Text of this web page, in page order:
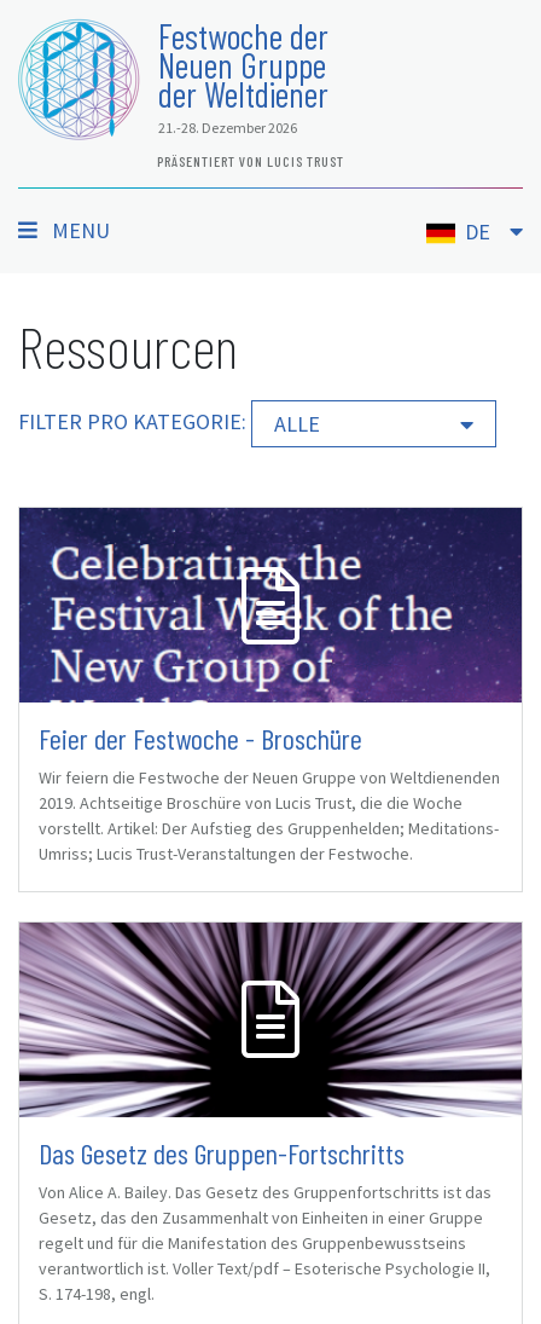
Festwoche der
Neuen Gruppe
der Weltdiener
21.-28. Dezember 2026
PRÄSENTIERT VON LUCIS TRUST
MENU DE
Ressourcen
FILTER PRO KATEGORIE: ALLE
Feier der Festwoche - Broschüre
Wir feiern die Festwoche der Neuen Gruppe von Weltdienenden
2019. Achtseitige Broschüre von Lucis Trust, die die Woche
vorstellt. Artikel: Der Aufstieg des Gruppenhelden; Meditations-
Umriss; Lucis Trust-Veranstaltungen der Festwoche.
Das Gesetz des Gruppen-Fortschritts
Von Alice A. Bailey. Das Gesetz des Gruppenfortschritts ist das
Gesetz, das den Zusammenhalt von Einheiten in einer Gruppe
regelt und für die Manifestation des Gruppenbewusstseins
verantwortlich ist. Voller Text/pdf – Esoterische Psychologie II,
S. 174-198, engl.